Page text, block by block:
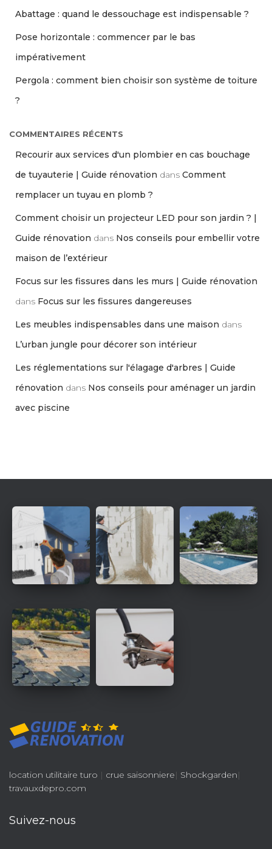
Abattage : quand le dessouchage est indispensable ?
Pose horizontale : commencer par le bas
impérativement
Pergola : comment bien choisir son système de toiture
?
COMMENTAIRES RÉCENTS
Recourir aux services d'un plombier en cas bouchage
de tuyauterie | Guide rénovation dans Comment
remplacer un tuyau en plomb ?
Comment choisir un projecteur LED pour son jardin ? |
Guide rénovation dans Nos conseils pour embellir votre
maison de l’extérieur
Focus sur les fissures dans les murs | Guide rénovation
dans Focus sur les fissures dangereuses
Les meubles indispensables dans une maison dans
L’urban jungle pour décorer son intérieur
Les réglementations sur l'élagage d'arbres | Guide
rénovation dans Nos conseils pour aménager un jardin
avec piscine
location utilitaire turo | crue saisonniere| Shockgarden|
travauxdepro.com
Suivez-nous